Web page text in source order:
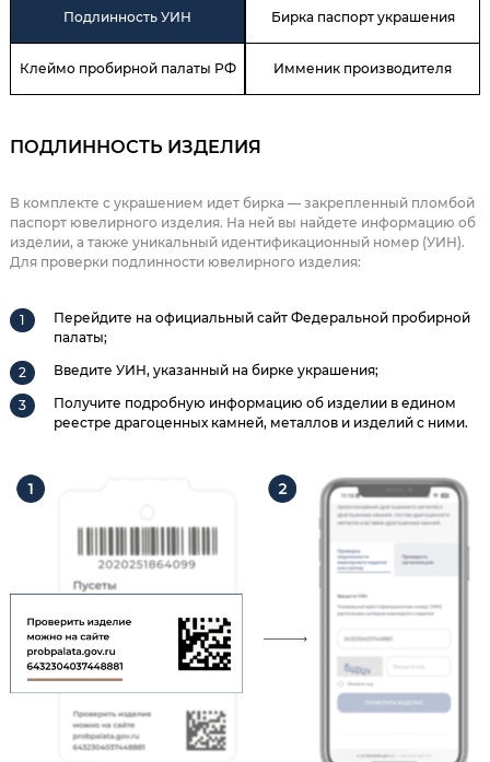
Подлинность УИН Бирка паспорт украшения
Клеймо пробирной палаты РФ Имменик производителя
ПОДЛИННОСТЬ ИЗДЕЛИЯ
В комплекте с украшением идет бирка — закрепленный пломбой
паспорт ювелирного изделия. На ней вы найдете информацию об
изделии, а также уникальный идентификационный номер (УИН).
Для проверки подлинности ювелирного изделия:
Перейдите на официальный сайт Федеральной пробирной
палаты;
Введите УИН, указанный на бирке украшения;
Получите подробную информацию об изделии в едином
реестре драгоценных камней, металлов и изделий с ними.